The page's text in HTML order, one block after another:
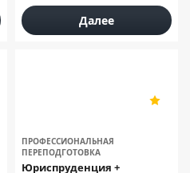
Далее
ПРОФЕССИОНАЛЬНАЯ
ПЕРЕПОДГОТОВКА
Юриспруденция +